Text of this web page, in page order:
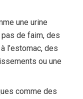
une urine
de faim, des
l’estomac, des
ou une
comme des